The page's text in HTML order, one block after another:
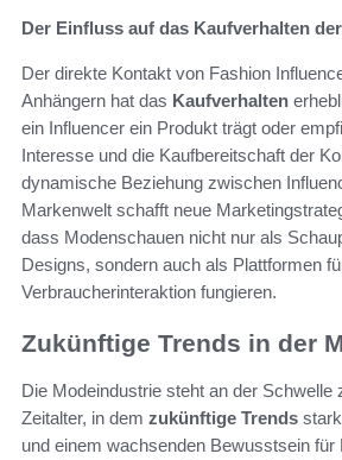
Der Einfluss auf das Kaufverhalten
Der direkte Kontakt von Fashion
Anhängern hat das Kaufverhalten
ein Influencer ein Produkt trägt oder
Interesse und die Kaufbereitschaft der
dynamische Beziehung zwischen
Markenwelt schafft neue
dass Modenschauen nicht nur als
Designs, sondern auch als Plattformen
Verbraucherinteraktion fungieren.
Zukünftige Trends in der
Die Modeindustrie steht an der Schwelle
Zeitalter, in dem zukünftige Trends
und einem wachsenden Bewusstsein für